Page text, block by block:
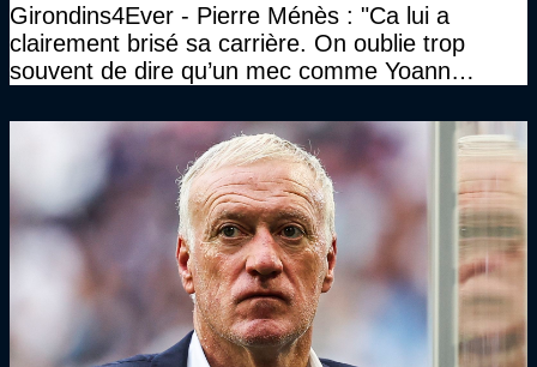
Girondins4Ever - Pierre Ménès : "Ca lui a
clairement brisé sa carrière. On oublie trop
souvent de dire qu’un mec comme Yoann